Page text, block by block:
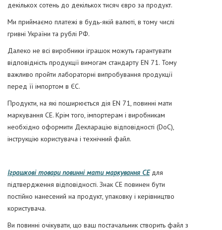
декількох сотень до декількох тисяч євро за продукт.
Ми приймаємо платежі в будь-якій валюті, в тому числі
гривні України та рублі РФ.
Далеко не всі виробники іграшок можуть гарантувати
відповідність продукції вимогам стандарту EN 71. Тому
важливо пройти лабораторні випробування продукції
перед її імпортом в ЄС.
Продукти, на які поширюється дія EN 71, повинні мати
маркування CE. Крім того, імпортерам і виробникам
необхідно оформити Декларацію відповідності (DoC),
інструкцію користувача і технічний файл.
Іграшкові товари повинні мати маркування CEдля
підтвердження відповідності. Знак CE повинен бути
постійно нанесений на продукт, упаковку і керівництво
користувача.
Ви повинні очікувати, що ваш постачальник створить файл з